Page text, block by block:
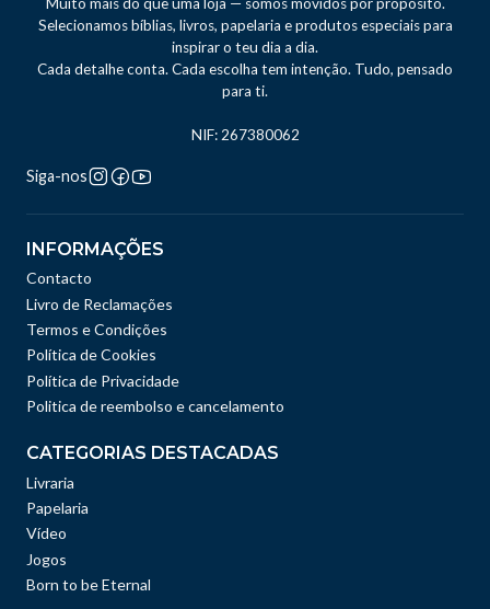
Selecionamos bíblias, livros, papelaria e produtos especiais para
inspirar o teu dia a dia.
Cada detalhe conta. Cada escolha tem intenção. Tudo, pensado
para ti.
NIF: 267380062
Siga-nos
INFORMAÇÕES
Contacto
Livro de Reclamações
Termos e Condições
Política de Cookies
Política de Privacidade
Politica de reembolso e cancelamento
CATEGORIAS DESTACADAS
Livraria
Papelaria
Vídeo
Jogos
Born to be Eternal